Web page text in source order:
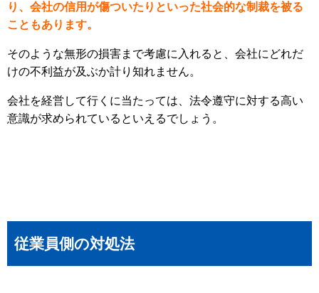
り、会社の信用が傷ついたりといった社会的な制裁を被る
こともあります。
そのような無形の損害まで考慮に入れると、会社にどれだ
けの不利益が及ぶか計り知れません。
会社を経営して行くに当たっては、法令遵守に対する高い
意識が求められているといえるでしょう。
従業員側の対処法